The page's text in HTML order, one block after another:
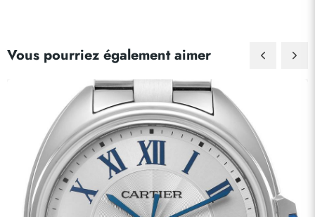
Vous pourriez également aimer